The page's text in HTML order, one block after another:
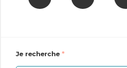
Je recherche